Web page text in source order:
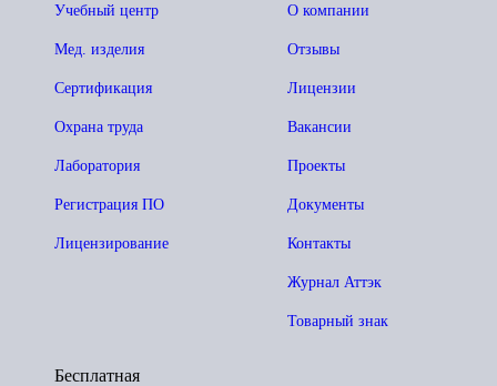
О компании
Отзывы
Лицензии
Вакансии
Проекты
Документы
Контакты
Журнал Аттэк
Товарный знак
Учебный центр
Мед. изделия
Сертификация
Охрана труда
Лаборатория
Регистрация ПО
Лицензирование
Бесплатная